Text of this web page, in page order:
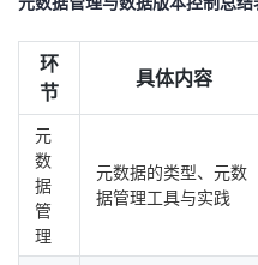
环
节
具体内容
元
数
据
管
理
元数据的类型、元数
据管理工具与实践